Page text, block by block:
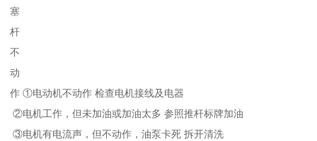
塞
杆
不
动
作 ①电动机不动作 检查电机接线及电器
②电机工作，但未加油或加油太多 参照推杆标牌加油
③电机有电流声，但不动作，油泵卡死 拆开清洗